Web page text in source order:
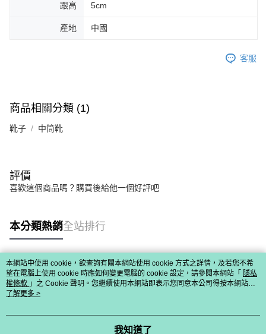
跟高 5cm
產地 中國
客服
商品相關分類 (1)
靴子 中筒靴
評價
喜歡這個商品嗎？購買後給他一個好評吧
本分類熱銷全站排行
熱門標籤
本網站中使用 cookie，欲查詢有關本網站使用 cookie 方式之詳情，及若您不希
望在電腦上使用 cookie 時應如何變更電腦的 cookie 設定，請參閱本網站「 隱私
權條款 」之 Cookie 聲明。您繼續使用本網站即表示您同意本公司得按本網站使
用條款之 Cookie 聲明使用 cookie。
了解更多 >
我知道了